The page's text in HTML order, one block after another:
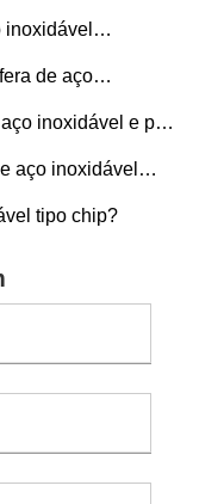
sistemas
de aço
inoxidável e por
modernos?
aço inoxidável
tipo chip?